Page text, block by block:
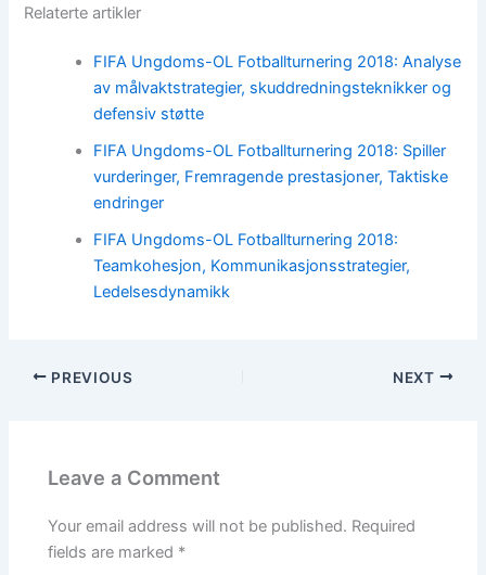
Relaterte artikler
FIFA Ungdoms-OL Fotballturnering 2018: Analyse
av målvaktstrategier, skuddredningsteknikker og
defensiv støtte
FIFA Ungdoms-OL Fotballturnering 2018: Spiller
vurderinger, Fremragende prestasjoner, Taktiske
endringer
FIFA Ungdoms-OL Fotballturnering 2018:
Teamkohesjon, Kommunikasjonsstrategier,
Ledelsesdynamikk
PREVIOUS NEXT
Leave a Comment
Your email address will not be published. Required
fields are marked *